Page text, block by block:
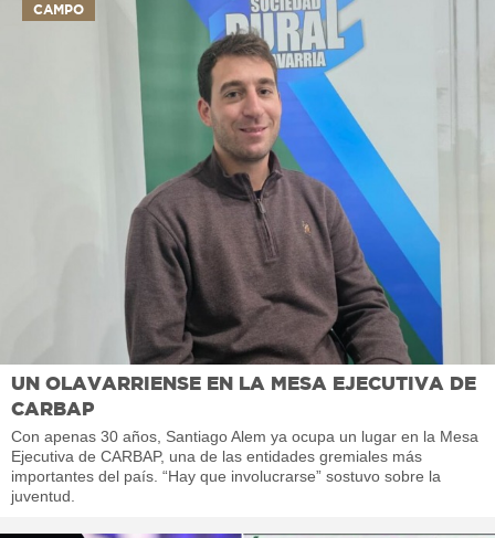
CAMPO
UN OLAVARRIENSE EN LA MESA EJECUTIVA DE
CARBAP
Con apenas 30 años, Santiago Alem ya ocupa un lugar en la Mesa
Ejecutiva de CARBAP, una de las entidades gremiales más
importantes del país. “Hay que involucrarse” sostuvo sobre la
juventud.